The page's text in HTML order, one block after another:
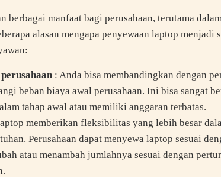
berbagai manfaat bagi perusahaan, terutama
alasan mengapa penyewaan laptop menjadi
: Anda bisa membandingkan dengan
beban biaya awal perusahaan. Ini bisa sangat
tahap awal atau memiliki anggaran terbatas.
memberikan fleksibilitas yang lebih besar
Perusahaan dapat menyewa laptop sesuai
atau menambah jumlahnya sesuai dengan